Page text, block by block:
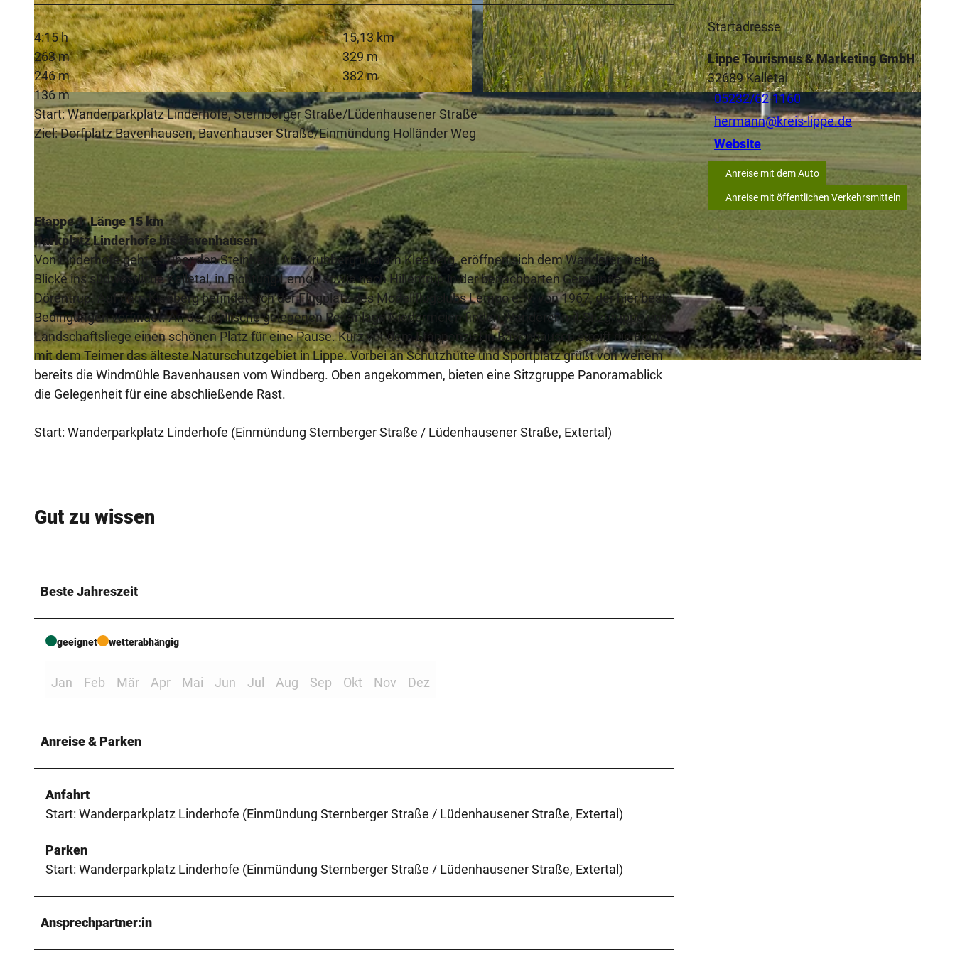
© Lippe Tourismus & Marketing GmbH |CC-BY-SA © Lippe Tourismus & Marketing GmbH |
4:15 h
15,13 km
263 m
329 m
246 m
382 m
136 m
Start: Wanderparkplatz Linderhofe, Sternberger Straße/Lüdenhausener Straße
Ziel: Dorfplatz Bavenhausen, Bavenhauser Straße/Einmündung Holländer Weg
Etappe 1, Länge 15 km
Parkplatz Linderhofe bis Bavenhausen
Von Linderhofe geht es über den Steinberg. Am Krubberg und am Kleeberg, eröffnen sich dem Wanderer weite
Blicke ins südwestliche Kalletal, in Richtung Lemgo sowie nach Hillentrup in der benachbarten Gemeinde
Dörentrup. Auf dem Kleeberg befindet sich der Flugplatz des Modellflugclubs Lemgo e. V. von 1967, der hier beste
Bedingungen vorfindet. An der idyllische gelegenen Reitanlage Niedermeien finden Wanderer mit Sitzgruppe und
Landschaftsliege einen schönen Platz für eine Pause. Kurz vor dem Etappenziel in Bavenhausen streift die Route
mit dem Teimer das älteste Naturschutzgebiet in Lippe. Vorbei an Schutzhütte und Sportplatz grüßt von weitem
bereits die Windmühle Bavenhausen vom Windberg. Oben angekommen, bieten eine Sitzgruppe Panoramablick
die Gelegenheit für eine abschließende Rast.
Start: Wanderparkplatz Linderhofe (Einmündung Sternberger Straße / Lüdenhausener Straße, Extertal)
Gut zu wissen
Beste Jahreszeit
geeignet wetterabhängig
Jan Feb Mär Apr Mai Jun Jul Aug Sep Okt Nov Dez
Anreise & Parken
Anfahrt
Start: Wanderparkplatz Linderhofe (Einmündung Sternberger Straße / Lüdenhausener Straße, Extertal)
Parken
Start: Wanderparkplatz Linderhofe (Einmündung Sternberger Straße / Lüdenhausener Straße, Extertal)
Ansprechpartner:in
Startadresse
Lippe Tourismus & Marketing GmbH
32689Kalletal
05232/62-1160
hermann@kreis-lippe.de
Website
Anreise mit dem Auto
Anreise mit öffentlichen Verkehrsmitteln